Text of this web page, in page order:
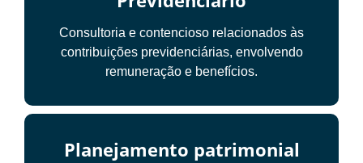
Consultoria e contencioso relacionados às
contribuições previdenciárias, envolvendo
remuneração e benefícios.
Planejamento patrimonial